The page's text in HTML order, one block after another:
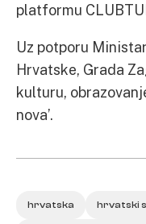
platformu
Uz potporu
Hrvatske, Grada
kulturu,
nova’.
hrvatska hrvatski